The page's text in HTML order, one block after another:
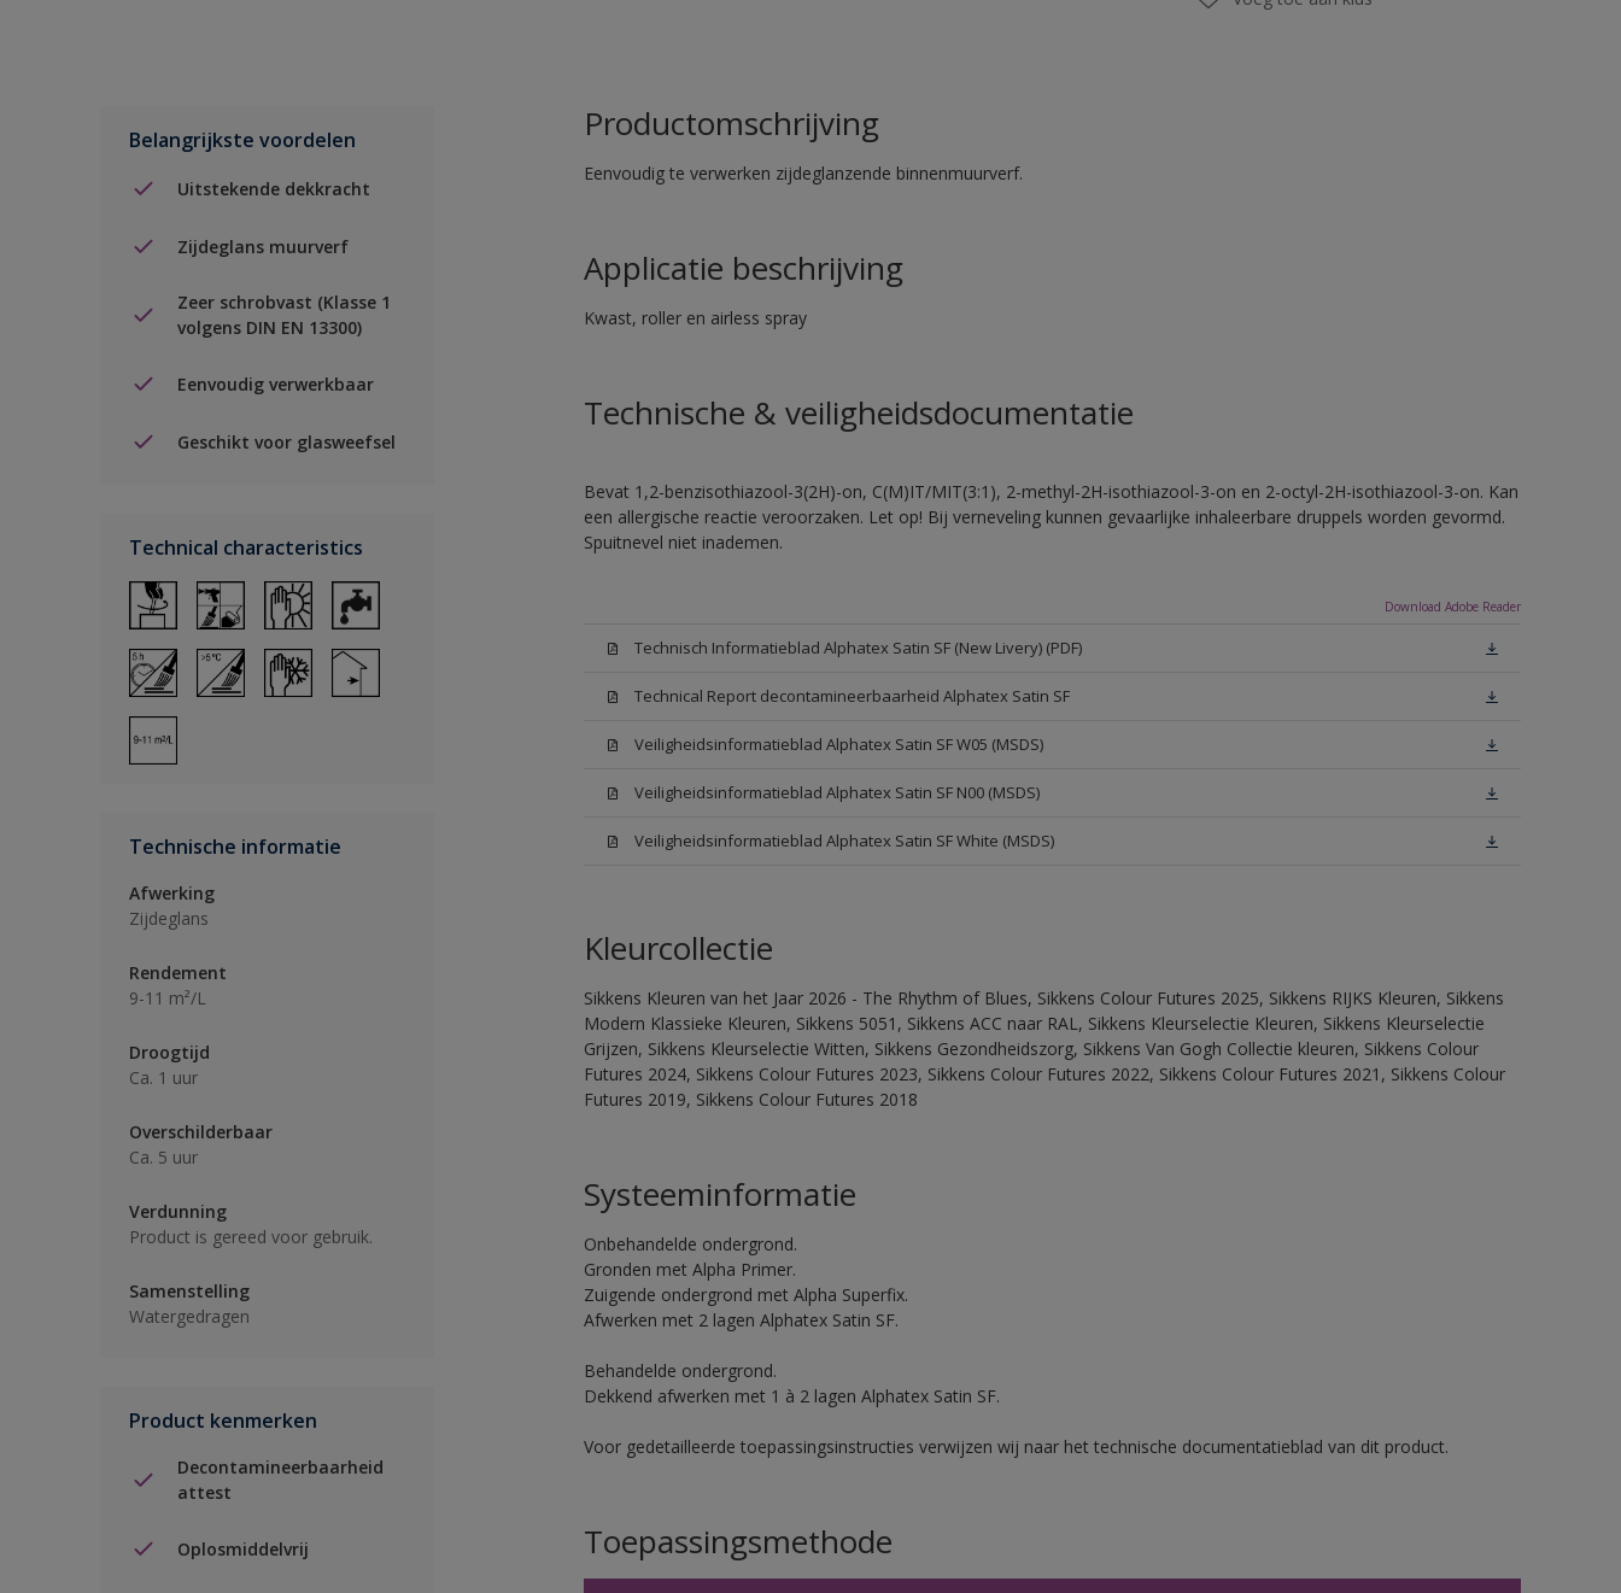
Belangrijkste voordelen
Uitstekende dekkracht
Zijdeglans muurverf
Zeer schrobvast (Klasse 1
volgens DIN EN 13300)
Eenvoudig verwerkbaar
Geschikt voor glasweefsel
Technical characteristics
Technische informatie
Afwerking
Zijdeglans
Rendement
9-11 m²/L
Droogtijd
Ca. 1 uur
Overschilderbaar
Ca. 5 uur
Verdunning
Product is gereed voor gebruik.
Samenstelling
Watergedragen
Product kenmerken
Decontamineerbaarheid
attest
Oplosmiddelvrij
Productomschrijving
Eenvoudig te verwerken zijdeglanzende binnenmuurverf.
Applicatie beschrijving
Kwast, roller en airless spray
Technische & veiligheidsdocumentatie
Bevat 1,2-benzisothiazool-3(2H)-on, C(M)IT/MIT(3:1), 2-methyl-2H-isothiazool-3-on en 2-octyl-2H-isothiazool-3-on. Kan
een allergische reactie veroorzaken. Let op! Bij verneveling kunnen gevaarlijke inhaleerbare druppels worden gevormd.
Spuitnevel niet inademen.
Download Adobe Reader
Technisch Informatieblad Alphatex Satin SF (New Livery) (PDF)
Technical Report decontamineerbaarheid Alphatex Satin SF
Veiligheidsinformatieblad Alphatex Satin SF W05 (MSDS)
Veiligheidsinformatieblad Alphatex Satin SF N00 (MSDS)
Veiligheidsinformatieblad Alphatex Satin SF White (MSDS)
Kleurcollectie
Sikkens Kleuren van het Jaar 2026 - The Rhythm of Blues, Sikkens Colour Futures 2025, Sikkens RIJKS Kleuren, Sikkens
Modern Klassieke Kleuren, Sikkens 5051, Sikkens ACC naar RAL, Sikkens Kleurselectie Kleuren, Sikkens Kleurselectie
Grijzen, Sikkens Kleurselectie Witten, Sikkens Gezondheidszorg, Sikkens Van Gogh Collectie kleuren, Sikkens Colour
Futures 2024, Sikkens Colour Futures 2023, Sikkens Colour Futures 2022, Sikkens Colour Futures 2021, Sikkens Colour
Futures 2019, Sikkens Colour Futures 2018
Systeeminformatie
Onbehandelde ondergrond.
Gronden met Alpha Primer.
Zuigende ondergrond met Alpha Superfix.
Afwerken met 2 lagen Alphatex Satin SF.
Behandelde ondergrond.
Dekkend afwerken met 1 à 2 lagen Alphatex Satin SF.
Voor gedetailleerde toepassingsinstructies verwijzen wij naar het technische documentatieblad van dit product.
Toepassingsmethode